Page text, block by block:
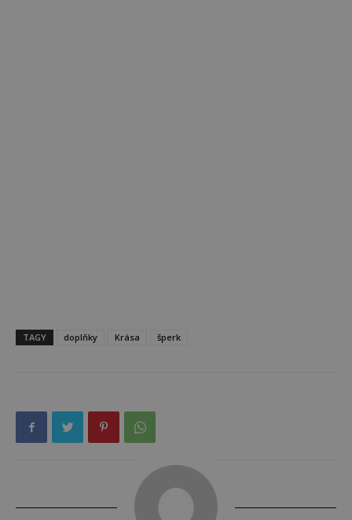
TAGY doplňky Krása šperk